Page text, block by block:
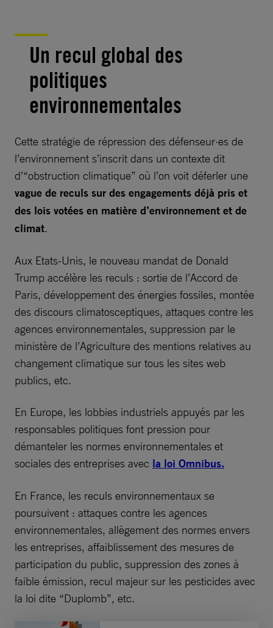
Un recul global des
politiques
environnementales
Cette stratégie de répression des défenseur·es de
l’environnement s’inscrit dans un contexte dit
d’“obstruction climatique” où l’on voit déferler une
vague de reculs sur des engagements déjà pris et
des lois votées en matière d’environnement et de
climat.
Aux Etats-Unis, le nouveau mandat de Donald
Trump accélère les reculs : sortie de l’Accord de
Paris, développement des énergies fossiles, montée
des discours climatosceptiques, attaques contre les
agences environnementales, suppression par le
ministère de l’Agriculture des mentions relatives au
changement climatique sur tous les sites web
publics, etc.
En Europe, les lobbies industriels appuyés par les
responsables politiques font pression pour
démanteler les normes environnementales et
sociales des entreprises avec la loi Omnibus.
En France, les reculs environnementaux se
poursuivent : attaques contre les agences
environnementales, allègement des normes envers
les entreprises, affaiblissement des mesures de
participation du public, suppression des zones à
faible émission, recul majeur sur les pesticides avec
la loi dite “Duplomb”, etc.